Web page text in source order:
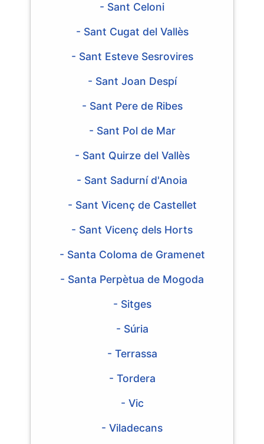
- Sant Celoni
- Sant Cugat del Vallès
- Sant Esteve Sesrovires
- Sant Joan Despí
- Sant Pere de Ribes
- Sant Pol de Mar
- Sant Quirze del Vallès
- Sant Sadurní d'Anoia
- Sant Vicenç de Castellet
- Sant Vicenç dels Horts
- Santa Coloma de Gramenet
- Santa Perpètua de Mogoda
- Sitges
- Súria
- Terrassa
- Tordera
- Vic
- Viladecans